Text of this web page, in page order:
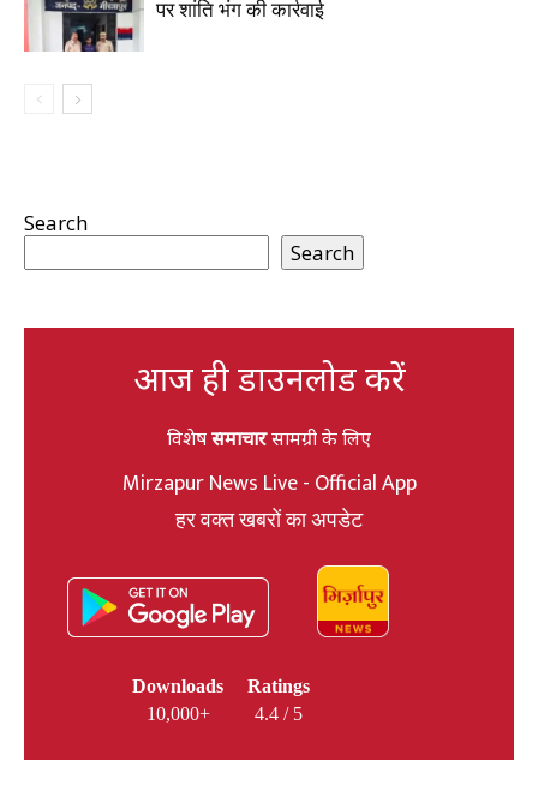
पर शांति भंग की कार्रवाई
Search
Search
आज ही डाउनलोड करें
विशेषसमाचारसामग्री के लिए
Mirzapur News Live - Official App
हर वक्त खबरों का अपडेट
Downloads
10,000+
Ratings
4.4 / 5